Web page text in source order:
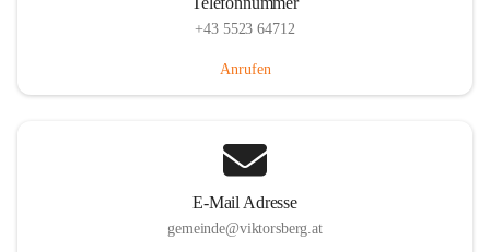
+43 5523 64712
Anrufen
E-Mail Adresse
gemeinde@viktorsberg.at